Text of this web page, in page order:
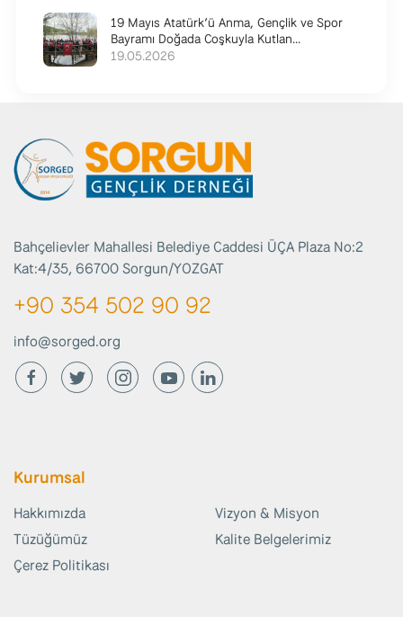
19 Mayıs Atatürk’ü Anma, Gençlik ve Spor
Bayramı Doğada Coşkuyla Kutlan...
19.05.2026
Bahçelievler Mahallesi Belediye Caddesi ÜÇA Plaza No:2
Kat:4/35, 66700 Sorgun/YOZGAT
+90 354 502 90 92
info@sorged.org
Kurumsal
Hakkımızda
Vizyon & Misyon
Tüzüğümüz
Kalite Belgelerimiz
Çerez Politikası